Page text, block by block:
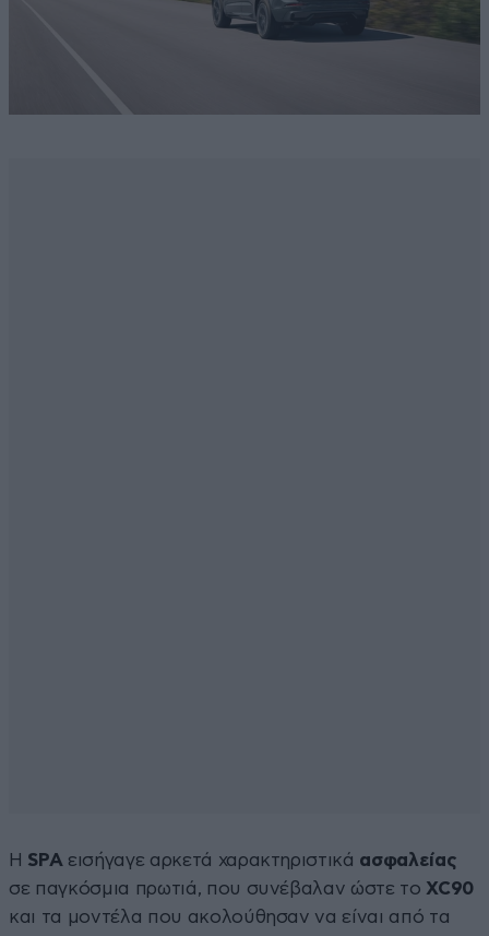
Η SPA εισήγαγε αρκετά χαρακτηριστικά ασφαλείας
σε παγκόσμια πρωτιά, που συνέβαλαν ώστε το XC90
και τα μοντέλα που ακολούθησαν να είναι από τα